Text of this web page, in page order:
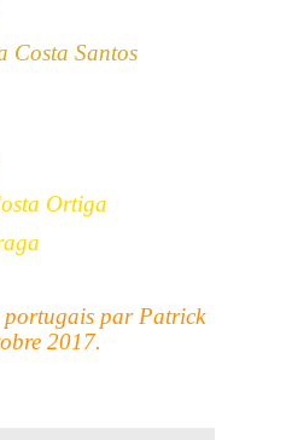
Costa Santos
Ortiga
portugais par Patrick
2017.